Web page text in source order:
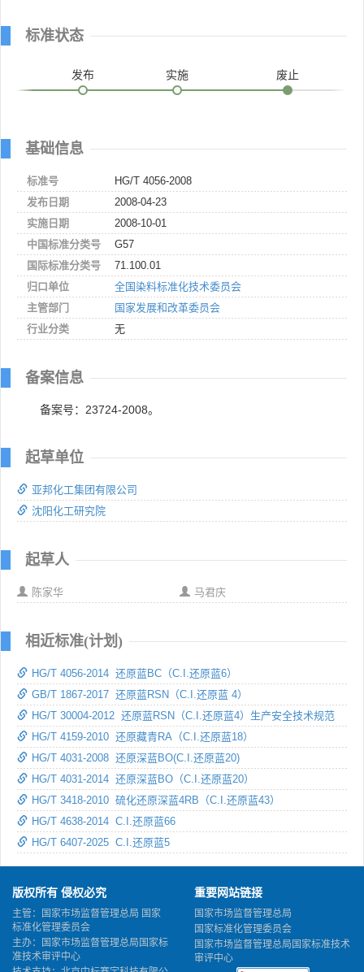
标准状态
发布 实施 废止
基础信息
标准号
HG/T 4056-2008
发布日期
2008-04-23
实施日期
2008-10-01
中国标准分类号
G57
国际标准分类号
71.100.01
归口单位
全国染料标准化技术委员会
主管部门
国家发展和改革委员会
行业分类
无
备案信息
备案号：23724-2008。
起草单位
亚邦化工集团有限公司
沈阳化工研究院
起草人
陈家华 马君庆
相近标准(计划)
HG/T 4056-2014 还原蓝BC（C.I.还原蓝6）
GB/T 1867-2017 还原蓝RSN（C.I.还原蓝 4）
HG/T 30004-2012 还原蓝RSN（C.I.还原蓝4）生产安全技术规范
HG/T 4159-2010 还原藏青RA（C.I.还原蓝18）
HG/T 4031-2008 还原深蓝BO(C.I.还原蓝20)
HG/T 4031-2014 还原深蓝BO（C.I.还原蓝20）
HG/T 3418-2010 硫化还原深蓝4RB（C.I.还原蓝43）
HG/T 4638-2014 C.I.还原蓝66
HG/T 6407-2025 C.I.还原蓝5
版权所有 侵权必究
主管：国家市场监督管理总局 国家
标准化管理委员会
主办：国家市场监督管理总局国家标
准技术审评中心
重要网站链接
国家市场监督管理总局
国家标准化管理委员会
国家市场监督管理总局国家标准技术
审评中心